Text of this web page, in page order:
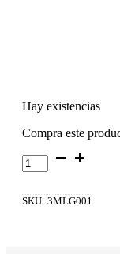
Hay existencias
Compra este
LASH
GLUE
ON
SKU: 3MLG001